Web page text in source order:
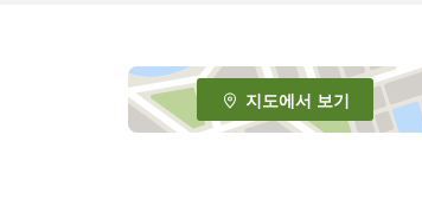
e
_
s
지도에서 보기